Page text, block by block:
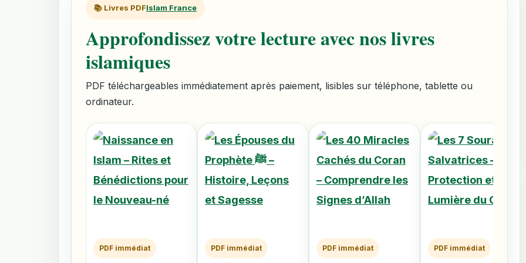
📚 Livres PDFIslam France
Approfondissez votre lecture avec nos livres
islamiques
PDF téléchargeables immédiatement après paiement, lisibles sur téléphone, tablette ou
ordinateur.
PDF immédiat PDF immédiat PDF immédiat PDF immédiat